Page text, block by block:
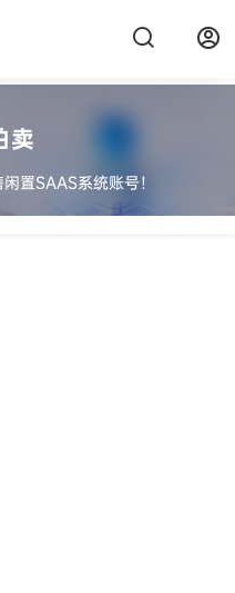
卖
置SAAS系统账号！